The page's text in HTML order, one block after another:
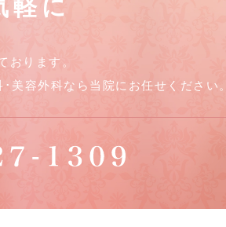
軽に
おります。
美容外科なら当院にお任せください。